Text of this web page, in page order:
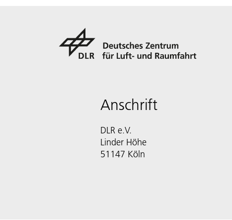
Anschrift
DLR e.V.
Linder Höhe
51147 Köln